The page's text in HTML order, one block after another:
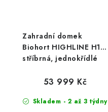
Zahradní domek
Biohort HIGHLINE H1,
stříbrná, jednokřídlé
Skladem - 2 až 3 týdny
53 999 Kč